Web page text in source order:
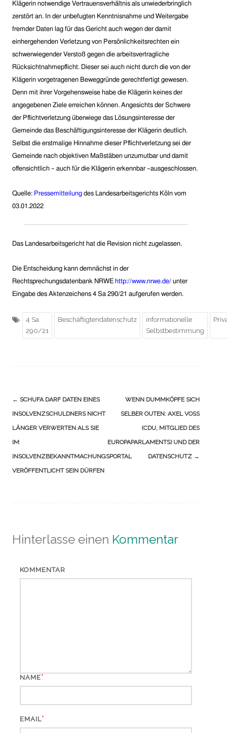
Klägerin notwendige Vertrauensverhältnis als unwiederbringlich
zerstört an. In der unbefugten Kenntnisnahme und Weitergabe
fremder Daten lag für das Gericht auch wegen der damit
einhergehenden Verletzung von Persönlichkeitsrechten ein
schwerwiegender Verstoß gegen die arbeitsvertragliche
Rücksichtnahmepflicht. Dieser sei auch nicht durch die von der
Klägerin vorgetragenen Beweggründe gerechtfertigt gewesen.
Denn mit ihrer Vorgehensweise habe die Klägerin keines der
angegebenen Ziele erreichen können. Angesichts der Schwere
der Pflichtverletzung überwiege das Lösungsinteresse der
Gemeinde das Beschäftigungsinteresse der Klägerin deutlich.
Selbst die erstmalige Hinnahme dieser Pflichtverletzung sei der
Gemeinde nach objektiven Maßstäben unzumutbar und damit
offensichtlich – auch für die Klägerin erkennbar –ausgeschlossen.
Quelle: Pressemitteilung des Landesarbeitsgerichts Köln vom
03.01.2022
Das Landesarbeitsgericht hat die Revision nicht zugelassen.
Die Entscheidung kann demnächst in der
Rechtsprechungsdatenbank NRWE http://www.nrwe.de/ unter
Eingabe des Aktenzeichens 4 Sa 290/21 aufgerufen werden.
4 Sa
290/21
Beschäftigtendatenschutz
informationelle
Selbstbestimmung
Navigation
(Beiträge)
← SCHUFA DARF DATEN EINES
INSOLVENZSCHULDNERS NICHT
LÄNGER VERWERTEN ALS SIE
IM
INSOLVENZBEKANNTMACHUNGSPORTAL
VERÖFFENTLICHT SEIN DÜRFEN
WENN DUMMKÖPFE SICH
SELBER OUTEN: AXEL VOSS
(CDU, MITGLIED DES
EUROPAPARLAMENTS) UND DER
DATENSCHUTZ →
Hinterlasse einen Kommentar
KOMMENTAR
NAME*
EMAIL*